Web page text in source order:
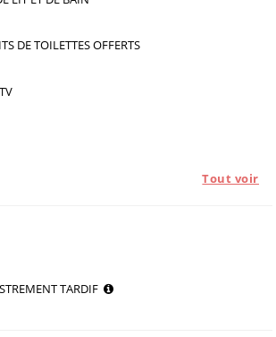
DE TOILETTES OFFERTS
Tout voir
TARDIF